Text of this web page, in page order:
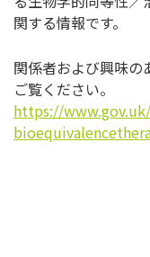
関する情報です。
関係者および興味の
ご覧ください。
https://